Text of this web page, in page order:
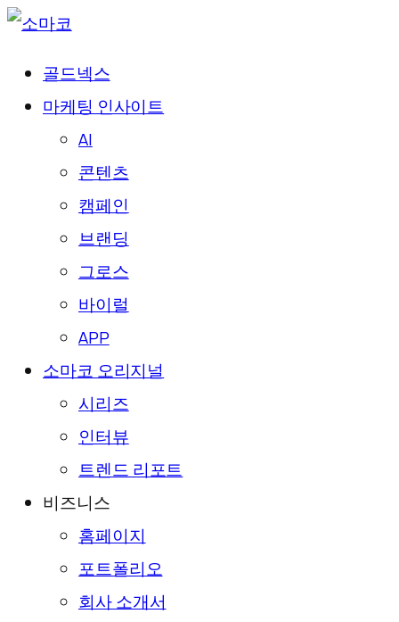
골드넥스
마케팅 인사이트
AI
콘텐츠
캠페인
브랜딩
그로스
바이럴
APP
소마코 오리지널
시리즈
인터뷰
트렌드 리포트
비즈니스
홈페이지
포트폴리오
회사 소개서